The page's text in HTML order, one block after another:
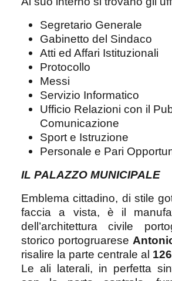
Segretario Generale
Gabinetto del Sindaco
Atti ed Affari Istituzionali
Protocollo
Messi
Servizio Informatico
Ufficio Relazioni con il
Comunicazione
Sport e Istruzione
Personale e Pari
IL PALAZZO MUNICIPALE
Emblema cittadino, di stile
faccia a vista, è il
dell’architettura civile
storico portogruarese
risalire la parte centrale al
Le ali laterali, in perfetta